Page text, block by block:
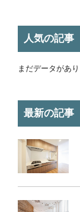
人気の記事
まだデータがあり
最新の記事